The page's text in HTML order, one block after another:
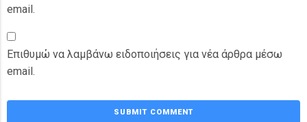
email.
Επιθυμώ να λαμβάνω ειδοποιήσεις για νέα άρθρα μέσω
email.